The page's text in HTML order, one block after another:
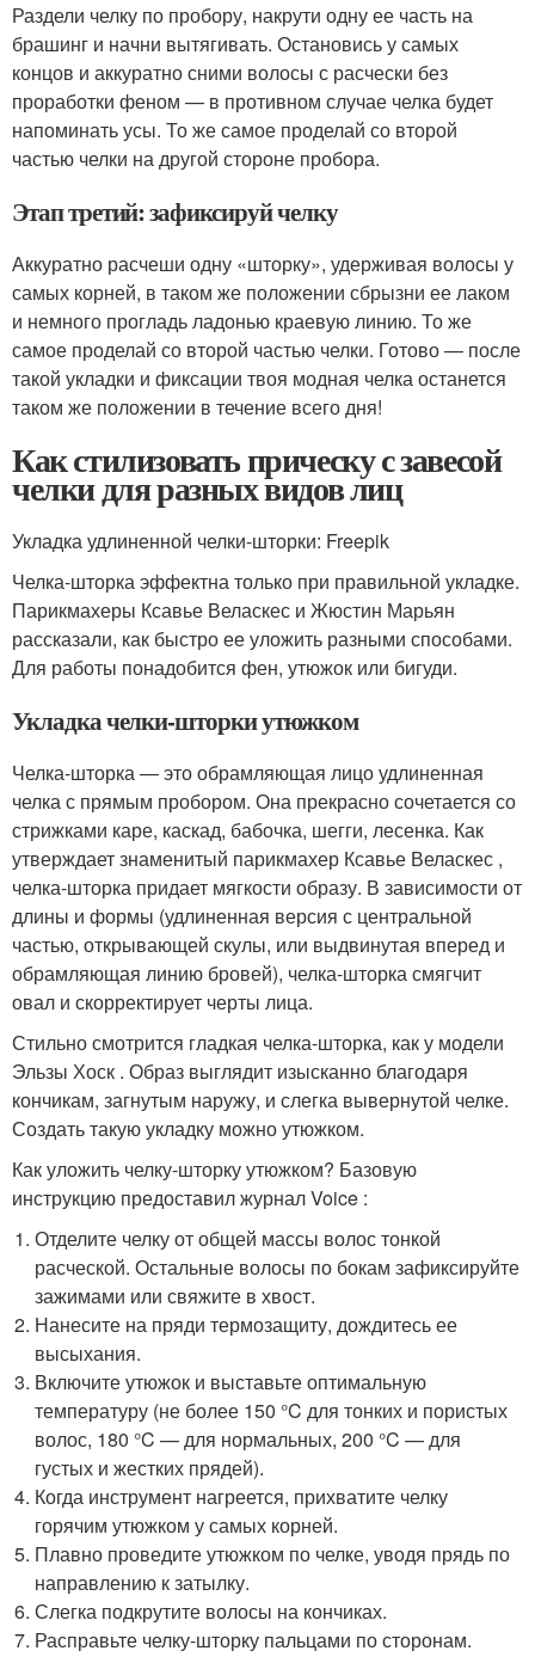
Раздели челку по пробору, накрути одну ее часть на
брашинг и начни вытягивать. Остановись у самых
концов и аккуратно сними волосы с расчески без
проработки феном — в противном случае челка будет
напоминать усы. То же самое проделай со второй
частью челки на другой стороне пробора.
Этап третий: зафиксируй челку
Аккуратно расчеши одну «шторку», удерживая волосы у
самых корней, в таком же положении сбрызни ее лаком
и немного прогладь ладонью краевую линию. То же
самое проделай со второй частью челки. Готово — после
такой укладки и фиксации твоя модная челка останется
таком же положении в течение всего дня!
Как стилизовать прическу с завесой
челки для разных видов лиц
Укладка удлиненной челки-шторки: Freepik
Челка-шторка эффектна только при правильной укладке.
Парикмахеры Ксавье Веласкес и Жюстин Марьян
рассказали, как быстро ее уложить разными способами.
Для работы понадобится фен, утюжок или бигуди.
Укладка челки-шторки утюжком
Челка-шторка — это обрамляющая лицо удлиненная
челка с прямым пробором. Она прекрасно сочетается со
стрижками каре, каскад, бабочка, шегги, лесенка. Как
утверждает знаменитый парикмахер Ксавье Веласкес ,
челка-шторка придает мягкости образу. В зависимости от
длины и формы (удлиненная версия с центральной
частью, открывающей скулы, или выдвинутая вперед и
обрамляющая линию бровей), челка-шторка смягчит
овал и скорректирует черты лица.
Стильно смотрится гладкая челка-шторка, как у модели
Эльзы Хоск . Образ выглядит изысканно благодаря
кончикам, загнутым наружу, и слегка вывернутой челке.
Создать такую укладку можно утюжком.
Как уложить челку-шторку утюжком? Базовую
инструкцию предоставил журнал Voice :
Отделите челку от общей массы волос тонкой
расческой. Остальные волосы по бокам зафиксируйте
зажимами или свяжите в хвост.
Нанесите на пряди термозащиту, дождитесь ее
высыхания.
Включите утюжок и выставьте оптимальную
температуру (не более 150 °C для тонких и пористых
волос, 180 °C — для нормальных, 200 °C — для
густых и жестких прядей).
Когда инструмент нагреется, прихватите челку
горячим утюжком у самых корней.
Плавно проведите утюжком по челке, уводя прядь по
направлению к затылку.
Слегка подкрутите волосы на кончиках.
Расправьте челку-шторку пальцами по сторонам.